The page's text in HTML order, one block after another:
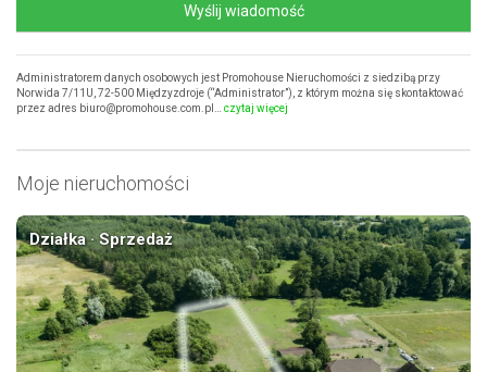
Wyślij wiadomość
Administratorem danych osobowych jest Promohouse Nieruchomości z siedzibą przy
Norwida 7/11U, 72-500 Międzyzdroje (“Administrator”), z którym można się skontaktować
przez adres biuro@promohouse.com.pl… czytaj więcej
Moje nieruchomości
Działka · Sprzedaż